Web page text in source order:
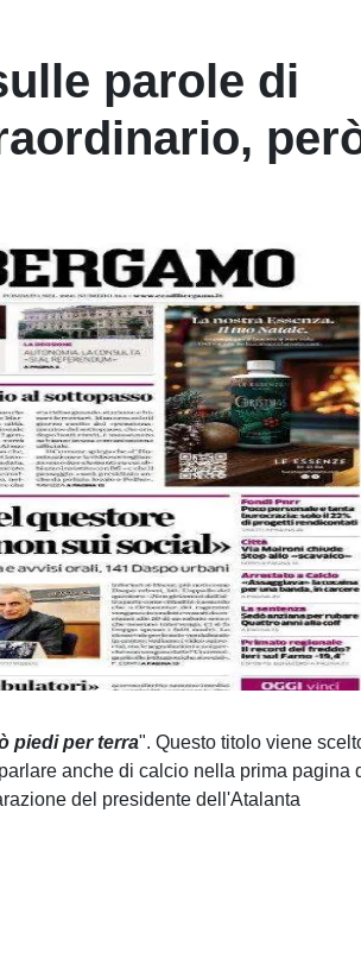
parole di
piedi per terra". Questo titolo viene
anche di calcio nella prima pagina
del presidente dell'Atalanta